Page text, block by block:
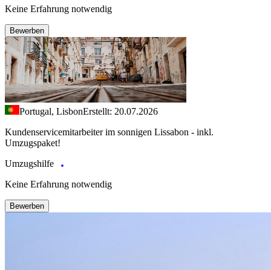
Keine Erfahrung notwendig
Bewerben
Portugal, LisbonErstellt: 20.07.2026
Kundenservicemitarbeiter im sonnigen Lissabon - inkl.
Umzugspaket!
Umzugshilfe
Keine Erfahrung notwendig
Bewerben